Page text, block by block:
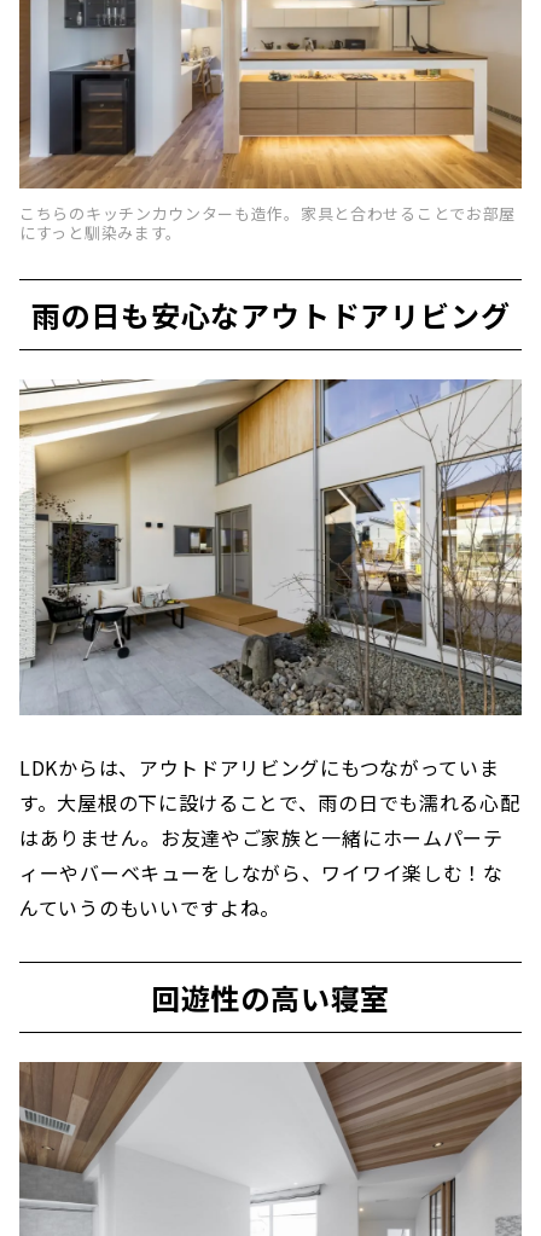
こちらのキッチンカウンターも造作。家具と合わせることでお部屋
にすっと馴染みます。
雨の日も安心なアウトドアリビング
LDKからは、アウトドアリビングにもつながっていま
す。大屋根の下に設けることで、雨の日でも濡れる心配
はありません。お友達やご家族と一緒にホームパーテ
ィーやバーベキューをしながら、ワイワイ楽しむ！な
んていうのもいいですよね。
回遊性の高い寝室